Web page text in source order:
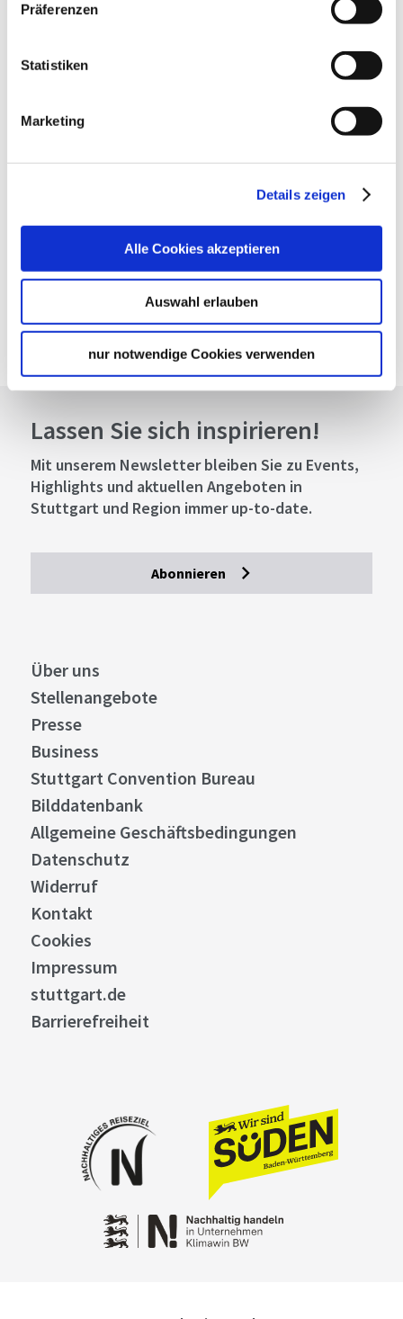
Präferenzen
Statistiken
Marketing
Details zeigen
Alle Cookies akzeptieren
Auswahl erlauben
nur notwendige Cookies verwenden
Mail:info@freilichtmuseum-beuren.de
Fahrplanauskunft der DB
Google Maps
Google Maps Route
Lassen Sie sich inspirieren!
Mit unserem Newsletter bleiben Sie zu Events,
Highlights und aktuellen Angeboten in
Stuttgart und Region immer up-to-date.
Abonnieren
Über uns
Stellenangebote
Presse
Business
Stuttgart Convention Bureau
Bilddatenbank
Allgemeine Geschäftsbedingungen
Datenschutz
Widerruf
Kontakt
Cookies
Impressum
stuttgart.de
Barrierefreiheit